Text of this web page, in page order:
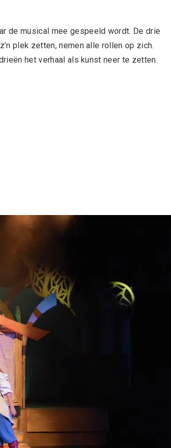
de musical mee gespeeld wordt. De drie
plek zetten, nemen alle rollen op zich.
het verhaal als kunst neer te zetten.